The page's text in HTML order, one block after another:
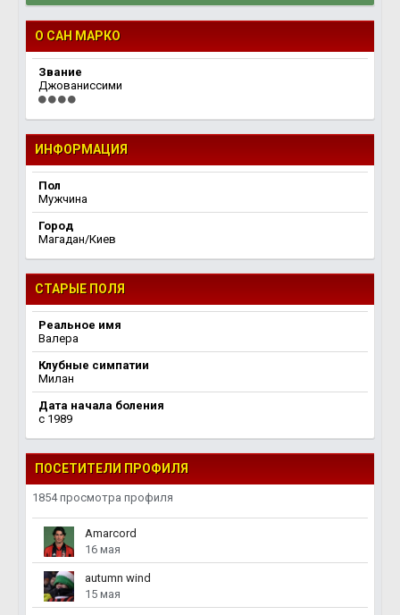
О САН МАРКО
Звание
Джованиссими
ИНФОРМАЦИЯ
Пол
Мужчина
Город
Магадан/Киев
СТАРЫЕ ПОЛЯ
Реальное имя
Валера
Клубные симпатии
Милан
Дата начала боления
c 1989
ПОСЕТИТЕЛИ ПРОФИЛЯ
1854 просмотра профиля
Amarcord
16 мая
autumn wind
15 мая